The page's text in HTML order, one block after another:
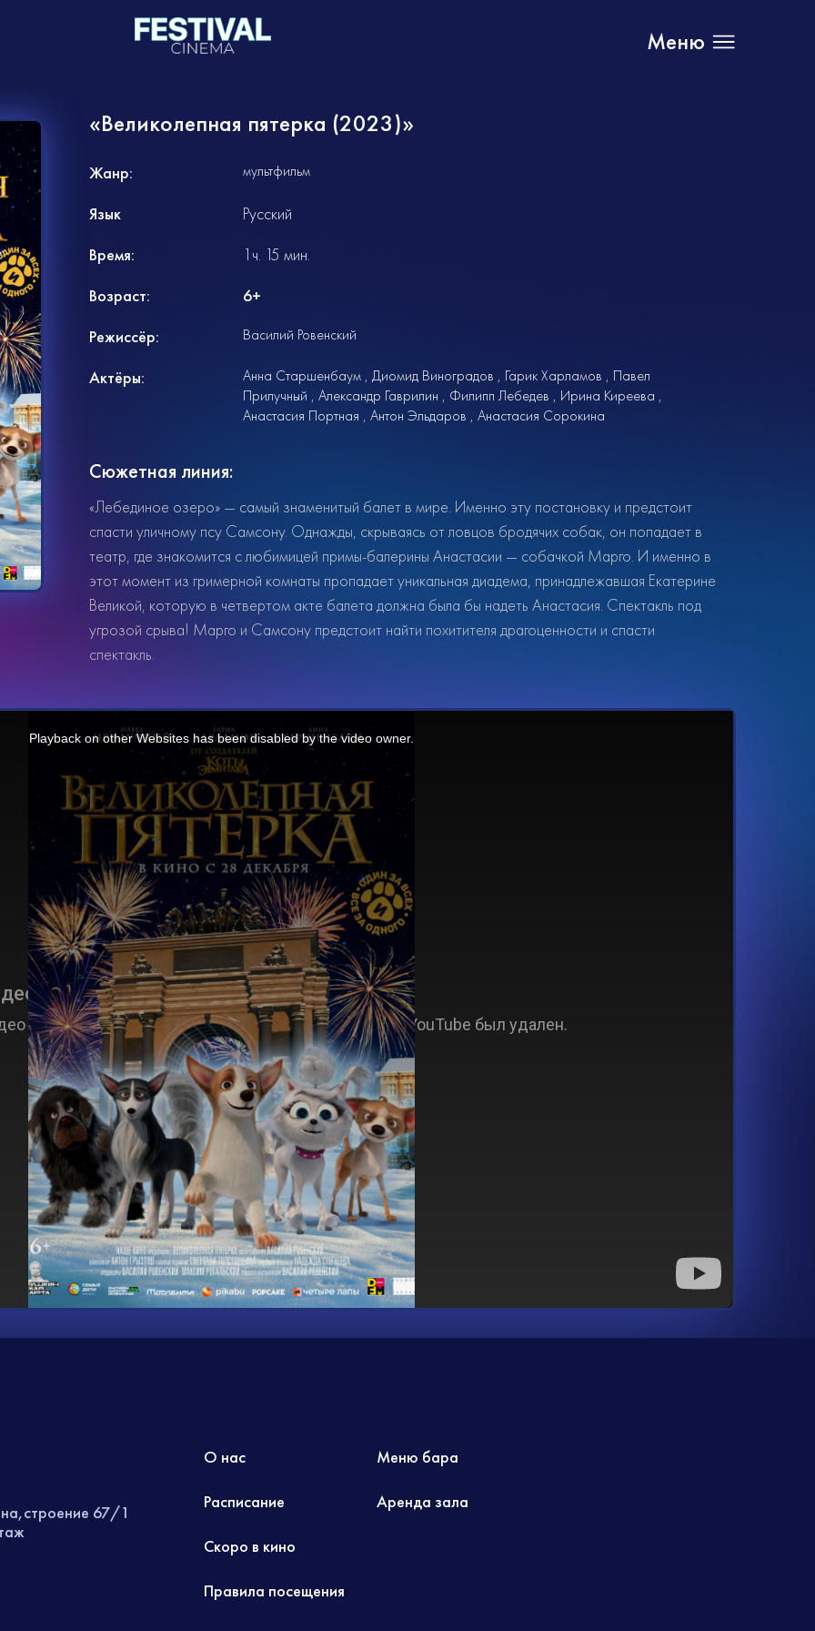
Меню
«Великолепная пятерка (2023)»
Жанр: мультфильм
Язык
Русский
Время:
1ч. 15 мин.
Возраст:
6+
Режиссёр:
Василий Ровенский
Актёры: Анна Старшенбаум Диомид Виноградов Гарик Харламов
Павел
Прилучный
Александр Гаврилин Филипп Лебедев
Ирина Киреева
Анастасия Портная
Антон Эльдаров Анастасия Сорокина
Сюжетная линия:
«Лебединое озеро» — самый знаменитый балет в мире. Именно эту постановку и предстоит
спасти уличному псу Самсону. Однажды, скрываясь от ловцов бродячих собак, он попадает в
театр, где знакомится с любимицей примы-балерины Анастасии — собачкой Марго. И именно в
этот момент из гримерной комнаты пропадает уникальная диадема, принадлежавшая Екатерине
Великой, которую в четвертом акте балета должна была бы надеть Анастасия. Спектакль под
угрозой срыва! Марго и Самсону предстоит найти похитителя драгоценности и спасти
спектакль.
Playback on other Websites has been disabled by the video owner.
67/1
О нас
Расписание
Скоро в кино
Правила посещения
Меню бара
Аренда зала